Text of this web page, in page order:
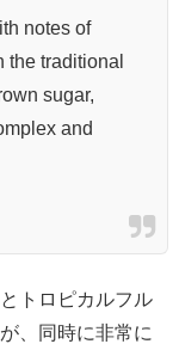
notes of
traditional
sugar,
and
トロピカルフル
、同時に非常に